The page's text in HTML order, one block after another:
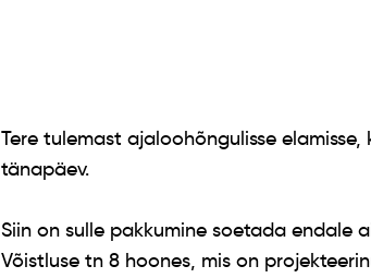
Tere tulemast ajaloohõngulisse
tänapäev.
Siin on sulle pakkumine soetada endale
Võistluse tn 8 hoones, mis on